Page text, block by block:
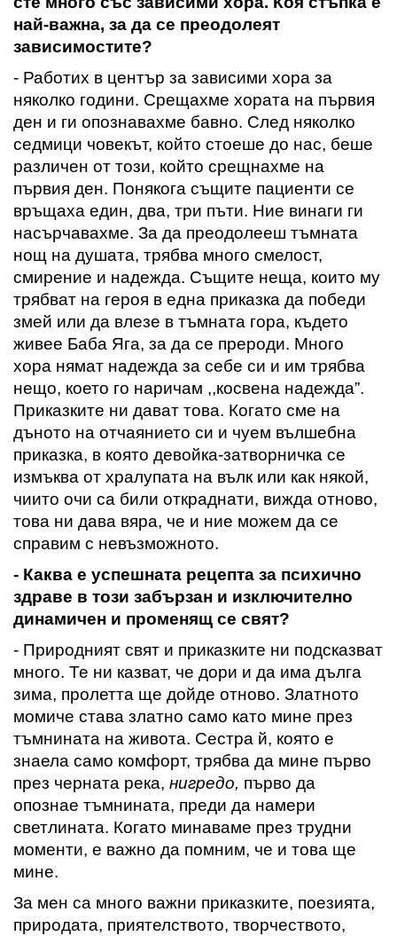
най-важна, за да се преодолеят
зависимостите?
- Работих в център за зависими хора за
няколко години. Срещахме хората на първия
ден и ги опознавахме бавно. След няколко
седмици човекът, който стоеше до нас, беше
различен от този, който срещнахме на
първия ден. Понякога същите пациенти се
връщаха един, два, три пъти. Ние винаги ги
насърчавахме. За да преодолееш тъмната
нощ на душата, трябва много смелост,
смирение и надежда. Същите неща, които му
трябват на героя в една приказка да победи
змей или да влезе в тъмната гора, където
живее Баба Яга, за да се прероди. Много
хора нямат надежда за себе си и им трябва
нещо, което го наричам ,,косвена надежда”.
Приказките ни дават това. Когато сме на
дъното на отчаянието си и чуем вълшебна
приказка, в която девойка-затворничка се
измъква от хралупата на вълк или как някой,
чиито очи са били откраднати, вижда отново,
това ни дава вяра, че и ние можем да се
справим с невъзможното.
- Каква е успешната рецепта за психично
здраве в този забързан и изключително
динамичен и променящ се свят?
- Природният свят и приказките ни подсказват
много. Те ни казват, че дори и да има дълга
зима, пролетта ще дойде отново. Златното
момиче става златно само като мине през
тъмнината на живота. Сестра й, която е
знаела само комфорт, трябва да мине първо
през черната река, нигредо, първо да
опознае тъмнината, преди да намери
светлината. Когато минаваме през трудни
моменти, е важно да помним, че и това ще
мине.
За мен са много важни приказките, поезията,
природата, приятелството, творчеството,